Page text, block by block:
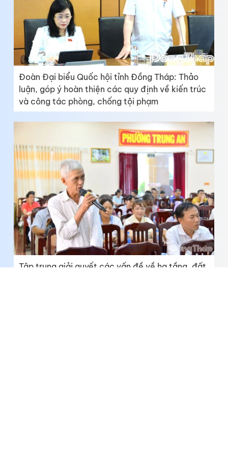
Đoàn Đại biểu Quốc hội tỉnh Đồng Tháp: Thảo
luận, góp ý hoàn thiện các quy định về kiến trúc
và công tác phòng, chống tội phạm
Tập trung giải quyết các vấn đề về hạ tầng, đất